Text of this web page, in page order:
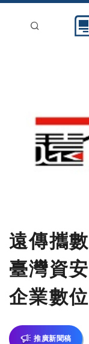
遠傳攜
臺灣資
企業數
推廣新聞稿